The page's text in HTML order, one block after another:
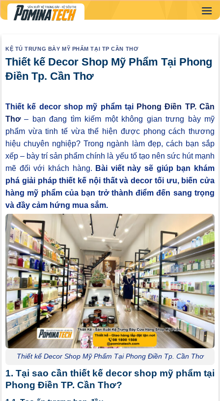
Skip
to
KỆ TỦ TRƯNG BÀY MỸ PHẨM TẠI TP CẦN THƠ
Thiết kế Decor Shop Mỹ Phẩm Tại Phong
Điền Tp. Cần Thơ
Thiết kế decor shop mỹ phẩm tạiPhong Điền TP. Cần
Thơ– bạn đang tìm kiếm một không gian trưng bày mỹ
phẩm vừa tinh tế vừa thể hiện được phong cách thương
hiệu chuyên nghiệp? Trong ngành làm đẹp, cách bạn sắp
xếp – bày trí sản phẩm chính là yếu tố tạo nên sức hút mạnh
mẽ đối với khách hàng. Bài viết này sẽ giúp bạn khám
phá giải pháp thiết kế nội thất và decor tối ưu, biến cửa
hàng mỹ phẩm của bạn trở thành điểm đến sang trọng
và đầy cảm hứng mua sắm.
Thiết kế Decor Shop Mỹ Phẩm Tại Phong Điền Tp. Cần Thơ
1. Tại sao cần thiết kế decor shop mỹ phẩm tại
Phong Điền TP. Cần Thơ?